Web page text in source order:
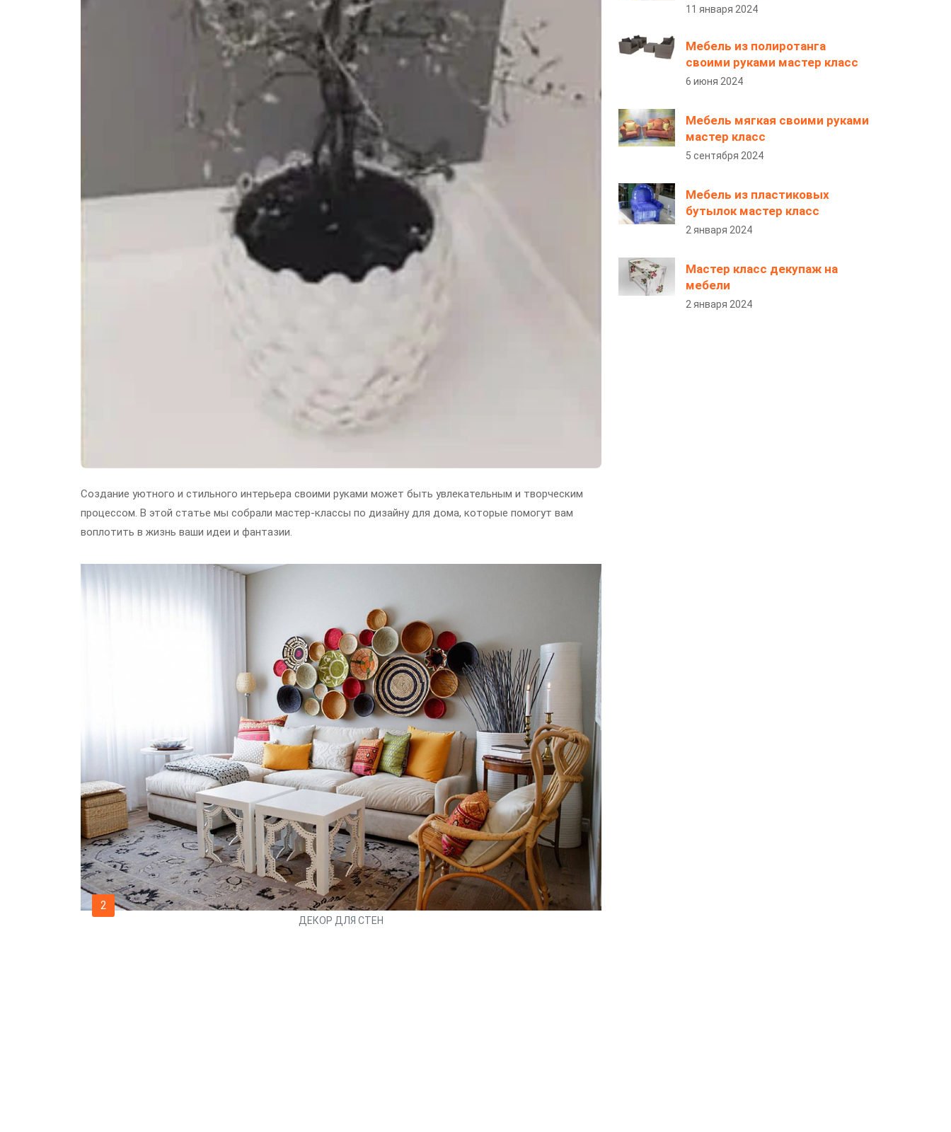
Создание уютного и стильного интерьера своими руками может быть увлекательным и творческим
процессом. В этой статье мы собрали мастер-классы по дизайну для дома, которые помогут вам
воплотить в жизнь ваши идеи и фантазии.
2
ДЕКОР ДЛЯ СТЕН
11 января 2024
Мебель из полиротанга
своими руками мастер класс
6 июня 2024
Мебель мягкая своими руками
мастер класс
5 сентября 2024
Мебель из пластиковых
бутылок мастер класс
2 января 2024
Мастер класс декупаж на
мебели
2 января 2024